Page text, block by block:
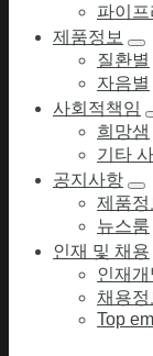
파이프
제품정보
질환별
자음별
사회적책임
희망샘
기타
공지사항
제품정
뉴스룸
인재 및 채용
인재개
채용정
Top